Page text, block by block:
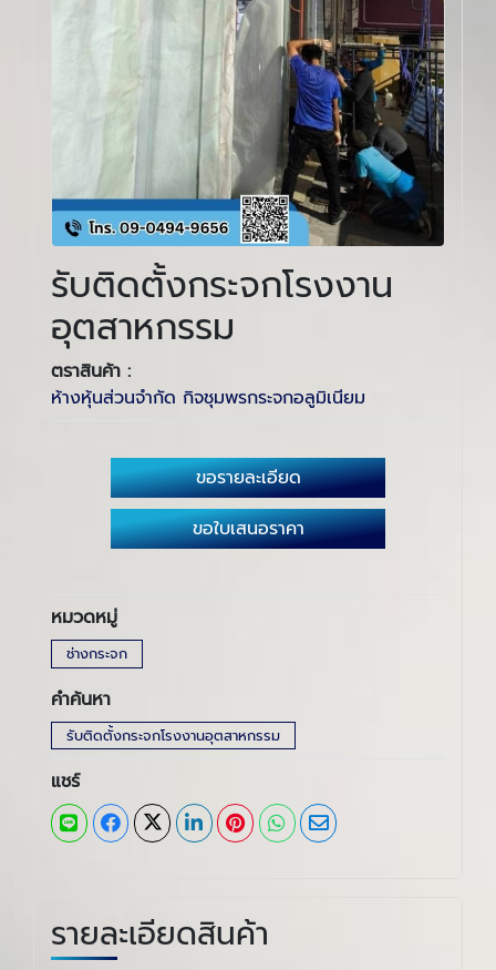
รับติดตั้งกระจกโรงงาน
อุตสาหกรรม
ตราสินค้า :
ห้างหุ้นส่วนจำกัด กิจชุมพรกระจกอลูมิเนียม
ขอรายละเอียด
ขอใบเสนอราคา
หมวดหมู่
ช่างกระจก
คำค้นหา
รับติดตั้งกระจกโรงงานอุตสาหกรรม
แชร์
รายละเอียดสินค้า